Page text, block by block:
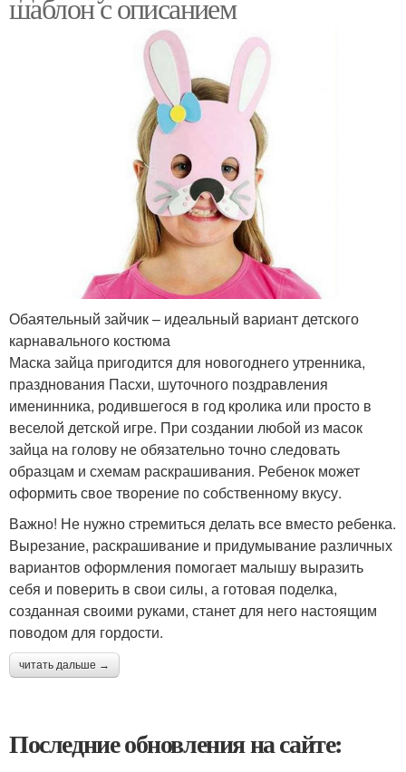
Обаятельный зайчик – идеальный вариант детского
карнавального костюма
Маска зайца пригодится для новогоднего утренника,
празднования Пасхи, шуточного поздравления
именинника, родившегося в год кролика или просто в
веселой детской игре. При создании любой из масок
зайца на голову не обязательно точно следовать
образцам и схемам раскрашивания. Ребенок может
оформить свое творение по собственному вкусу.
Важно! Не нужно стремиться делать все вместо ребенка.
Вырезание, раскрашивание и придумывание различных
вариантов оформления помогает малышу выразить
себя и поверить в свои силы, а готовая поделка,
созданная своими руками, станет для него настоящим
поводом для гордости.
читать дальше →
Последние обновления на сайте: